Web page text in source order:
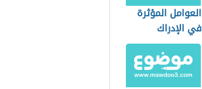
العوامل المؤثرة
في الإدراك